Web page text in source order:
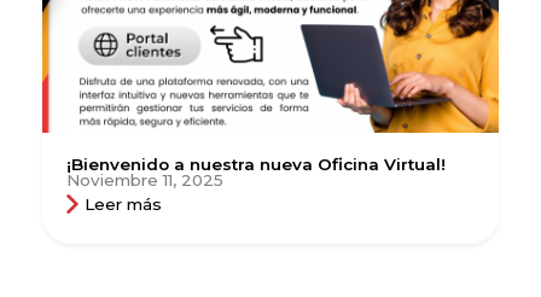
¡Bienvenido a nuestra nueva Oficina Virtual!
Noviembre 11, 2025
Leer más